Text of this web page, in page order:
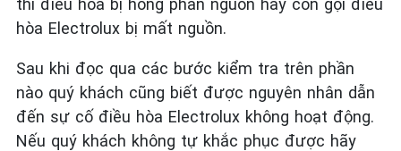
thì điều hòa bị hỏng phần nguồn hay còn gọi điều
hòa Electrolux bị mất nguồn.
Sau khi đọc qua các bước kiểm tra trên phần
nào quý khách cũng biết được nguyên nhân dẫn
đến sự cố điều hòa Electrolux không hoạt động.
Nếu quý khách không tự khắc phục được hãy